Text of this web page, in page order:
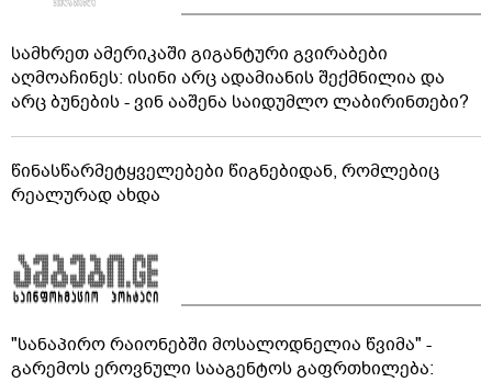
სამხრეთ ამერიკაში გიგანტური გვირაბები
აღმოაჩინეს: ისინი არც ადამიანის შექმნილია და
არც ბუნების - ვინ ააშენა საიდუმლო ლაბირინთები?
წინასწარმეტყველებები წიგნებიდან, რომლებიც
რეალურად ახდა
"სანაპირო რაიონებში მოსალოდნელია წვიმა" -
გარემოს ეროვნული სააგენტოს გაფრთხილება: